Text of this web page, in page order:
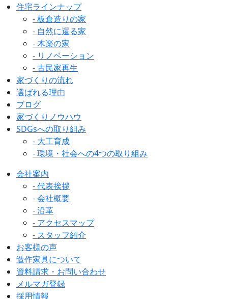
住宅ラインナップ
- 板倉造りの家
- 自然に還る家
- 木楽の家
- リノベーション
- 古民家再生
家づくりの流れ
選ばれる理由
ブログ
家づくりノウハウ
SDGsへの取り組み
- 大工育成
- 環境・社会への4つの取り組み
会社案内
- 代表挨拶
- 会社概要
- 沿革
- アクセスマップ
- スタッフ紹介
お客様の声
造作家具について
資料請求・お問い合わせ
メルマガ登録
採用情報